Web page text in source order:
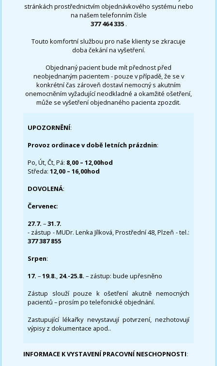
stránkách prostřednictvím objednávkového systému nebo
na našem telefonním čísle
377 464 335 .
Touto komfortní službou pro naše klienty se zkracuje
doba čekání na vyšetření.
Objednaný pacient bude mít přednost před
neobjednaným pacientem - pouze v případě, že se v
konkrétní čas zároveň dostaví nemocný s akutním
onemocněním vyžadující neodkladné a okamžité ošetření,
může se vyšetření objednaného pacienta zpozdit.
UPOZORNĚNÍ:
Provoz ordinace v době letních prázdnin:
Po, Út, Čt, Pá: 8,00 – 12,00hod
Středa:12,00 – 16,00hod
DOVOLENÁ:
Červenec:
27.7.–31.7.
- zástup - MUDr. Lenka Jílková, Prostřední 48, Plzeň - tel.:
377 387 855
Srpen:
17. –19.8., 24.-25.8. – zástup: bude upřesněno
Zástup slouží pouze k ošetření akutně nemocných
pacientů – prosím po telefonické objednání.
Zastupující lékařky nevystavují potvrzení, nezhotovují
výpisy z dokumentace apod..
INFORMACE K VYSTAVENÍ PRACOVNÍ NESCHOPNOSTI: